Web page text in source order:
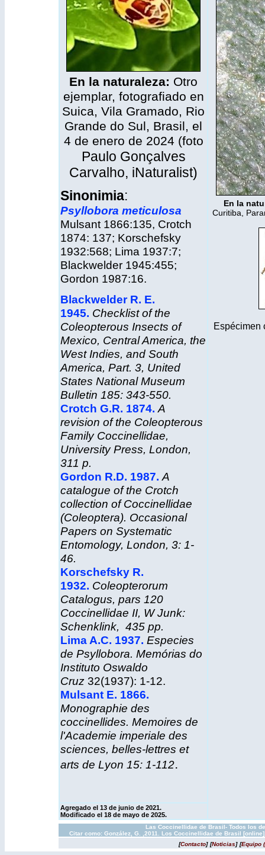
En la naturaleza: Otro
ejemplar, fotografiado en
Suica, Vila Gramado, Rio
Grande do Sul, Brasil, el
4 de enero de 2024 (foto
Paulo Gonçalves
Carvalho, iNaturalist)
Sinonimia:
Psyllobora meticulosa
Mulsant 1866:135, Crotch
1874: 137; Korschefsky
1932:568; Lima 1937:7;
Blackwelder 1945:455;
Gordon 1987:16.
Blackwelder R. E.
1945. Checklist of the
Coleopterous Insects of
Mexico, Central America, the
West Indies, and South
America, Part. 3, United
States National Museum
Bulletin 185: 343-550.
Crotch G.R. 1874. A
revision of the Coleopterous
Family Coccinellidae,
University Press, London,
311 p.
Gordon R.D. 1987. A
catalogue of the Crotch
collection of Coccinellidae
(Coleoptera). Occasional
Papers on Systematic
Entomology, London, 3: 1-
46.
Korschefsky R.
1932. Coleopterorum
Catalogus, pars 120
Coccinellidae II, W Junk:
Schenklink, 435 pp.
Lima A.C. 1937. Especies
de Psyllobora. Memórias do
Instituto Oswaldo
Cruz 32(1937): 1-12.
Mulsant E. 1866.
Monographie des
coccinellides. Memoires de
l'Academie imperiale des
sciences, belles-lettres et
arts de Lyon 15: 1-112.
En la
Curitiba,
Espécimen
Agregado el 13 de junio de 2021.
Modificado el 18 de mayo de 2025.
Las Coccinellidae de Brasil- Todos los
Citar como: González, G. ,2011. Los Coccinellidae de Brasil
[Contacto] [Noticias] [Equipo